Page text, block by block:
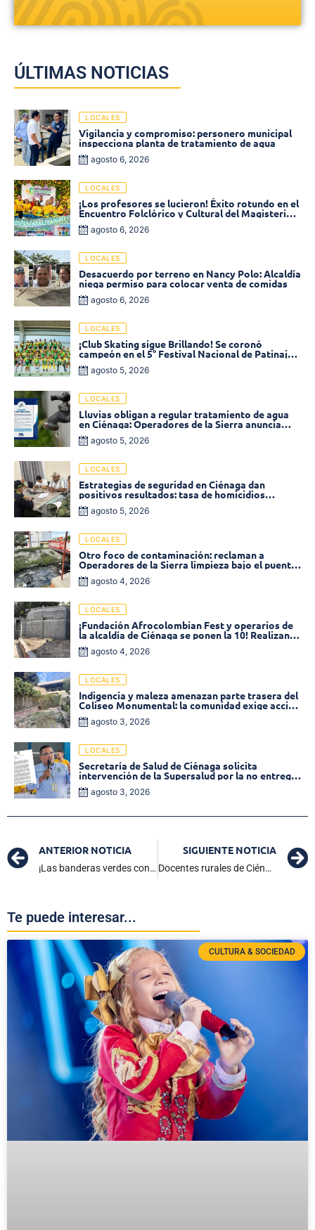
ÚLTIMAS NOTICIAS
LOCALES
Vigilancia y compromiso: personero municipal
inspecciona planta de tratamiento de agua
agosto 6, 2026
LOCALES
¡Los profesores se lucieron! Éxito rotundo en el
Encuentro Folclórico y Cultural del Magisterio
2026 en Ciénaga
agosto 6, 2026
LOCALES
Desacuerdo por terreno en Nancy Polo: Alcaldía
niega permiso para colocar venta de comidas
agosto 6, 2026
LOCALES
¡Club Skating sigue Brillando! Se coronó
campeón en el 5° Festival Nacional de Patinaje
«Soledad sobre Ruedas»
agosto 5, 2026
LOCALES
Lluvias obligan a regular tratamiento de agua
en Ciénaga: Operadores de la Sierra anuncia
baja presión en varios sectores
agosto 5, 2026
LOCALES
Estrategias de seguridad en Ciénaga dan
positivos resultados: tasa de homicidios
disminuyó un 58% en 2026
agosto 5, 2026
LOCALES
Otro foco de contaminación: reclaman a
Operadores de la Sierra limpieza bajo el puente
de la calle 19 con carrera 11
agosto 4, 2026
LOCALES
¡Fundación Afrocolombian Fest y operarios de
la alcaldía de Ciénaga se ponen la 10! Realizan
limpieza de la parte posterior del Coliseo
Monumental
agosto 4, 2026
LOCALES
Indigencia y maleza amenazan parte trasera del
Coliseo Monumental: la comunidad exige acción
inmediata!
agosto 3, 2026
LOCALES
Secretaría de Salud de Ciénaga solicita
intervención de la Supersalud por la no entrega
de medicamentos en las EPS
agosto 3, 2026
ANTERIOR NOTICIA
¡Las banderas verdes continúan en la Asamblea! Tribunal desestima pérdida de investidura de la diputada Rosita Jiménez
SIGUIENTE NOTICIA
Docentes rurales de Ciénaga fortalecen competencias prosociales y emocionales
Te puede interesar...
CULTURA & SOCIEDAD